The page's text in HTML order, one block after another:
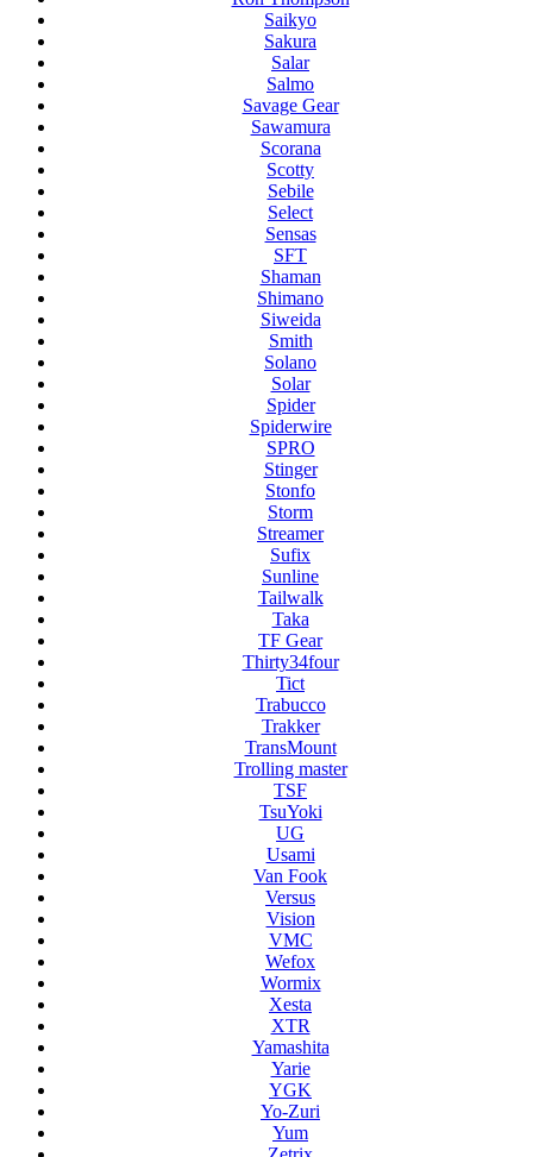
Saikyo
Sakura
Salar
Salmo
Savage Gear
Sawamura
Scorana
Scotty
Sebile
Select
Sensas
SFT
Shaman
Shimano
Siweida
Smith
Solano
Solar
Spider
Spiderwire
SPRO
Stinger
Stonfo
Storm
Streamer
Sufix
Sunline
Tailwalk
Taka
TF Gear
Thirty34four
Tict
Trabucco
Trakker
TransMount
Trolling master
TSF
TsuYoki
UG
Usami
Van Fook
Versus
Vision
VMC
Wefox
Wormix
Xesta
XTR
Yamashita
Yarie
YGK
Yo-Zuri
Yum